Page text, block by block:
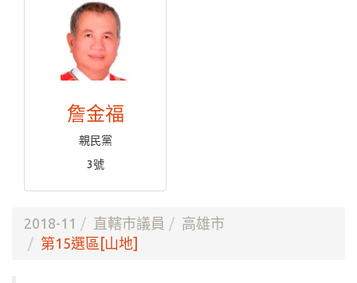
詹金福
親民黨
3號
2018-11 直轄市議員
高雄市
第15選區[山地]